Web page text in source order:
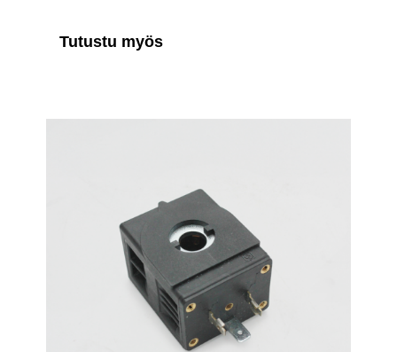
Tutustu myös